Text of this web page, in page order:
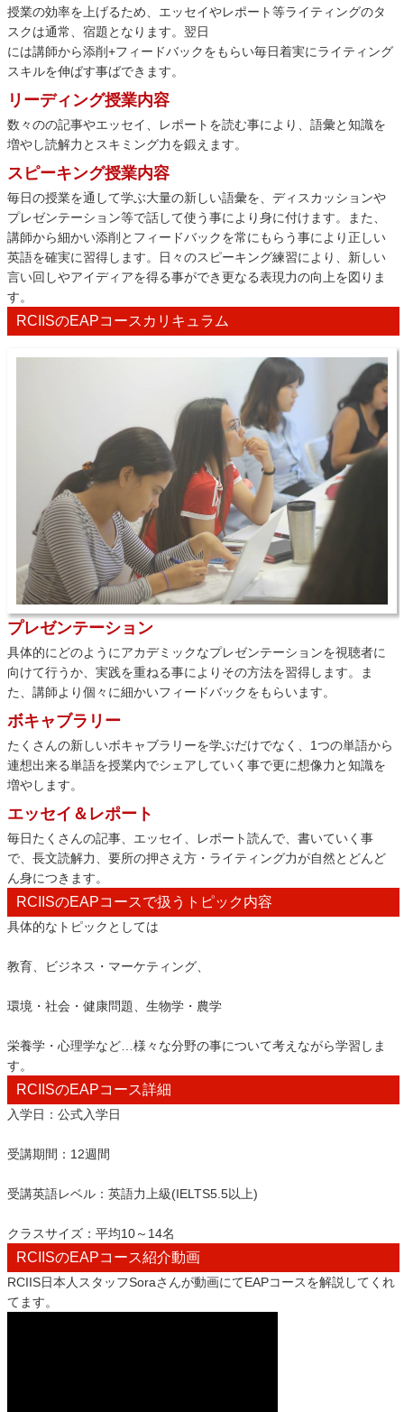
授業の効率を上げるため、エッセイやレポート等ライティングのタ
スクは通常、宿題となります。翌日
には講師から添削+フィードバックをもらい毎日着実にライティング
スキルを伸ばす事ばできます。
リーディング授業内容
数々のの記事やエッセイ、レポートを読む事により、語彙と知識を
増やし読解力とスキミング力を鍛えます。
スピーキング授業内容
毎日の授業を通して学ぶ大量の新しい語彙を、ディスカッションや
プレゼンテーション等で話して使う事により身に付けます。また、
講師から細かい添削とフィードバックを常にもらう事により正しい
英語を確実に習得します。日々のスピーキング練習により、新しい
言い回しやアイディアを得る事ができ更なる表現力の向上を図りま
す。
RCIISのEAPコースカリキュラム
プレゼンテーション
具体的にどのようにアカデミックなプレゼンテーションを視聴者に
向けて行うか、実践を重ねる事によりその方法を習得します。ま
た、講師より個々に細かいフィードバックをもらいます。
ボキャブラリー
たくさんの新しいボキャブラリーを学ぶだけでなく、1つの単語から
連想出来る単語を授業内でシェアしていく事で更に想像力と知識を
増やします。
エッセイ＆レポート
毎日たくさんの記事、エッセイ、レポート読んで、書いていく事
で、長文読解力、要所の押さえ方・ライティング力が自然とどんど
ん身につきます。
RCIISのEAPコースで扱うトピック内容
具体的なトピックとしては
教育、ビジネス・マーケティング、
環境・社会・健康問題、生物学・農学
栄養学・心理学など…様々な分野の事について考えながら学習しま
す。
RCIISのEAPコース詳細
入学日：公式入学日
受講期間：12週間
受講英語レベル：英語力上級(IELTS5.5以上)
クラスサイズ：平均10～14名
RCIISのEAPコース紹介動画
RCIIS日本人スタッフSoraさんが動画にてEAPコースを解説してくれ
てます。